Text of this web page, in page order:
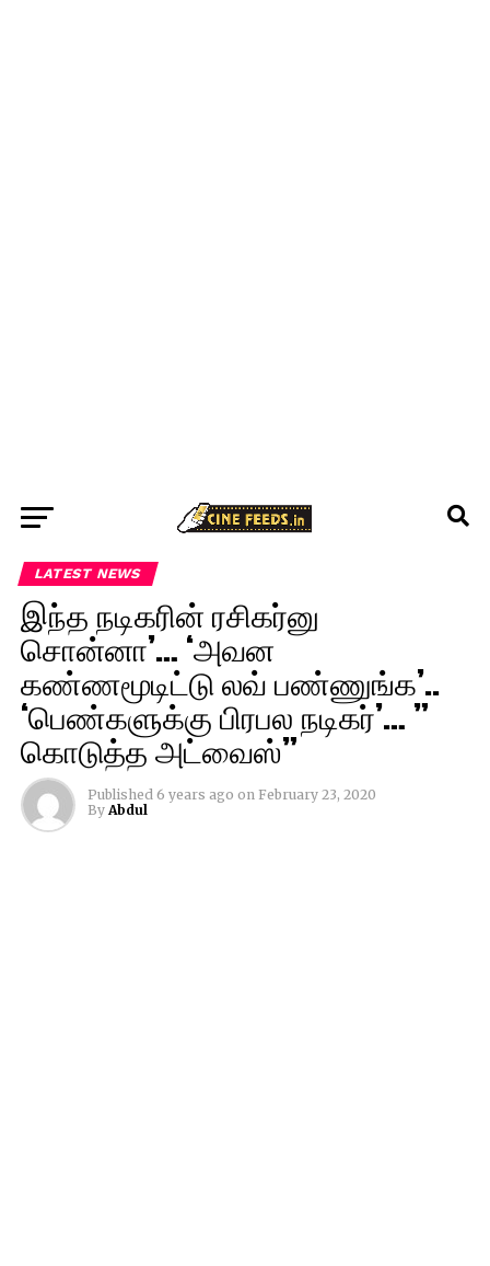
LATEST NEWS
இந்த நடிகரின் ரசிகர்னு
சொன்னா’… ‘அவன
கண்ணமூடிட்டு லவ் பண்ணுங்க’..
‘பெண்களுக்கு பிரபல நடிகர்’… ”
கொடுத்த அட்வைஸ்”
Published 6 years ago on February 23, 2020
By Abdul